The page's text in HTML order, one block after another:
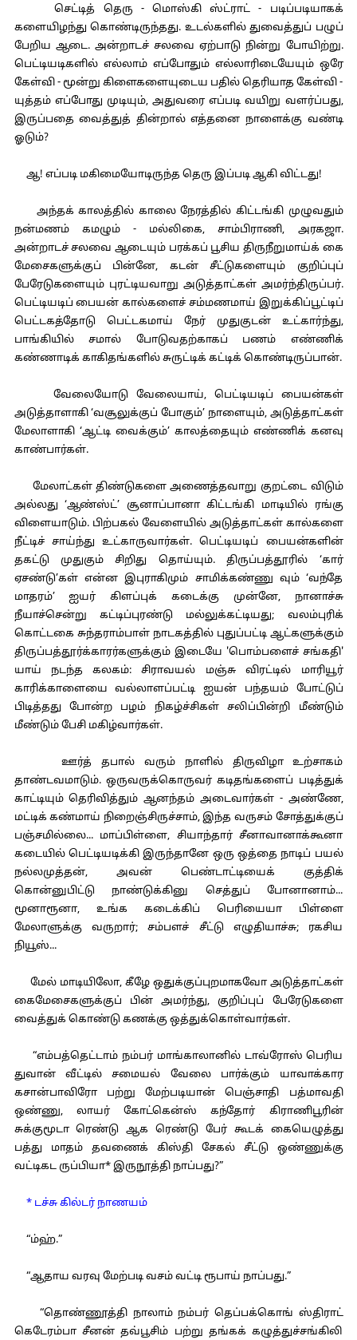
செட்டித் தெரு - மொஸ்கி ஸ்ட்ராட் - படிப்படியாகக்
களையிழந்து கொண்டிருந்தது. உடல்களில் துவைத்துப் பழுப்
பேறிய ஆடை. அன்றாடச் சலவை ஏற்பாடு நின்று போயிற்று.
பெட்டியடிகளில் எல்லாம் எப்போதும் எல்லாரிடையேயும் ஒரே
கேள்வி - மூன்று கிளைகளையுடைய பதில் தெரியாத கேள்வி -
யுத்தம் எப்போது முடியும், அதுவரை எப்படி வயிறு வளர்ப்பது,
இருப்பதை வைத்துத் தின்றால் எத்தனை நாளைக்கு வண்டி
ஓடும்?
ஆ! எப்படி மகிமையோடிருந்த தெரு இப்படி ஆகி விட்டது!
அந்தக் காலத்தில் காலை நேரத்தில் கிட்டங்கி முழுவதும்
நன்மணம் கமழும் - மல்லிகை, சாம்பிராணி, அரகஜா.
அன்றாடச் சலவை ஆடையும் பரக்கப் பூசிய திருநீறுமாய்க் கை
மேசைகளுக்குப் பின்னே, கடன் சீட்டுகளையும் குறிப்புப்
பேரேடுகளையும் புரட்டியவாறு அடுத்தாட்கள் அமர்ந்திருப்பர்.
பெட்டியடிப் பையன் கால்களைச் சம்மணமாய் இறுக்கிப்பூட்டிப்
பெட்டகத்தோடு பெட்டகமாய் நேர் முதுகுடன் உட்கார்ந்து,
பாங்கியில் சமால் போடுவதற்காகப் பணம் எண்ணிக்
கண்ணாடிக் காகிதங்களில் சுருட்டிக் கட்டிக் கொண்டிருப்பான்.
வேலையோடு வேலையாய், பெட்டியடிப் பையன்கள்
அடுத்தாளாகி ‘வசூலுக்குப் போகும்’ நாளையும், அடுத்தாட்கள்
மேலாளாகி ‘ஆட்டி வைக்கும்’ காலத்தையும் எண்ணிக் கனவு
காண்பார்கள்.
மேலாட்கள் திண்டுகளை அணைத்தவாறு குறட்டை விடும்
அல்லது ‘ஆண்ஸ்ட்’ சூனாப்பானா கிட்டங்கி மாடியில் ரங்கு
விளையாடும். பிற்பகல் வேளையில் அடுத்தாட்கள் கால்களை
நீட்டிச் சாய்ந்து உட்காருவார்கள். பெட்டியடிப் பையன்களின்
தகட்டு முதுகும் சிறிது தொய்யும். திருப்பத்தூரில் ‘கார்
ஏசண்டு’கள் என்ன இபுராகிமும் சாமிக்கண்ணு வும் ‘வந்தே
மாதரம்’ ஐயர் கிளப்புக் கடைக்கு முன்னே, நானாச்சு
நீயாச்சென்று கட்டிப்புரண்டு மல்லுக்கட்டியது; வலம்புரிக்
கொட்டகை சுந்தராம்பாள் நாடகத்தில் புதுப்பட்டி ஆட்களுக்கும்
திருப்பத்தூர்க்காரர்களுக்கும் இடையே 'பொம்பளைச் சங்கதி'
யாய் நடந்த கலகம்: சிராவயல் மஞ்சு விரட்டில் மாரியூர்
காரிக்காளையை வல்லாளப்பட்டி ஐயன் பந்தயம் போட்டுப்
பிடித்தது போன்ற பழம் நிகழ்ச்சிகள் சலிப்பின்றி மீண்டும்
மீண்டும் பேசி மகிழ்வார்கள்.
ஊர்த் தபால் வரும் நாளில் திருவிழா உற்சாகம்
தாண்டவமாடும். ஒருவருக்கொருவர் கடிதங்களைப் படித்துக்
காட்டியும் தெரிவித்தும் ஆனந்தம் அடைவார்கள் - அண்ணே,
மட்டிக் கண்மாய் நிறைஞ்சிருச்சாம், இந்த வருசம் சோத்துக்குப்
பஞ்சமில்லை... மாப்பிள்ளை, சியாந்தார் சீனாவானாக்கூனா
கடையில் பெட்டியடிக்கி இருந்தானே ஒரு ஒத்தை நாடிப் பயல்
நல்லமுத்தன், அவன் பெண்டாட்டியைக் குத்திக்
கொன்னுபிட்டு நாண்டுக்கினு செத்துப் போனானாம்...
மூனாரூனா, உங்க கடைக்கிப் பெரியையா பிள்ளை
மேலாளுக்கு வருறார்; சம்பளச் சீட்டு எழுதியாச்சு; ரகசிய
நியூஸ்...
மேல் மாடியிலோ, கீழே ஒதுக்குப்புறமாகவோ அடுத்தாட்கள்
கைமேசைகளுக்குப் பின் அமர்ந்து, குறிப்புப் பேரேடுகளை
வைத்துக் கொண்டு கணக்கு ஒத்துக்கொள்வார்கள்.
“எம்பத்தெட்டாம் நம்பர் மாங்காலானில் டாவ்ரோஸ் பெரிய
துவான் வீட்டில் சமையல் வேலை பார்க்கும் யாவாக்கார
கசான்பாவிரோ பற்று மேற்படியான் பெஞ்சாதி பத்மாவதி
ஒண்ணு, லாயர் கோட்கென்ஸ் கந்தோர் கிராணிபூரின்
சுக்குமூடா ரெண்டு ஆக ரெண்டு பேர் கூடக் கையெழுத்து
பத்து மாதம் தவணைக் கிஸ்தி சேகல் சீட்டு ஒண்ணுக்கு
வட்டிகட ருப்பியா* இருநூத்தி நாப்பது?”
* டச்சு கில்டர் நாணயம்
“ம்ஹ்.”
“ஆதாய வரவு மேற்படி வசம் வட்டி ரூபாய் நாப்பது.”
“தொண்ணூத்தி நாலாம் நம்பர் தெப்பக்கொங் ஸ்திராட்
கெடேரம்பா சீனன் தவ்பூசிம் பற்று தங்கக் கழுத்துச்சங்கிலி